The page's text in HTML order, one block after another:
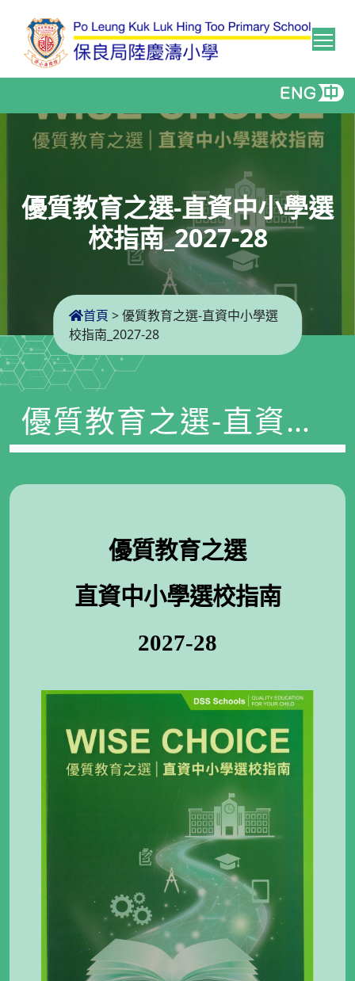
優質教育之選-直資中小學選
校指南_2027-28
首頁 >優質教育之選-直資中小學選
校指南_2027-28
優質教育之選-直資中
小學選校指南_2027-
28
優質教育之選
直資中小學選校指南
2027-28